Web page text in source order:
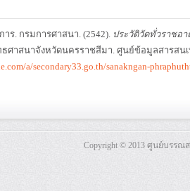
าร. กรมการศาสนา. (2542). ประวัติวัดทั่วราชอ
ศาสนาจังหวัดนครราชสีมา. ศูนย์ข้อมูลสารสน
a/secondary33.go.th/sanakngan-
Copyright © 2013 ศูนย์บรร